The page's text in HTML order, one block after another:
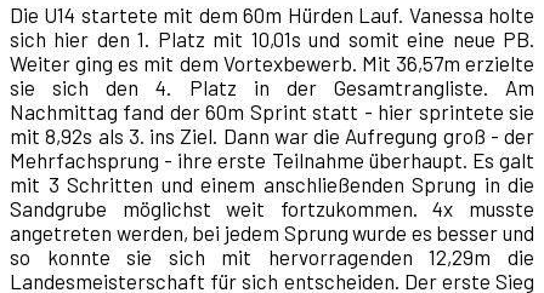
Die U14 startete mit dem 60m Hürden Lauf. Vanessa holte
sich hier den 1. Platz mit 10,01s und somit eine neue PB.
Weiter ging es mit dem Vortexbewerb. Mit 36,57m erzielte
sie sich den 4. Platz in der Gesamtrangliste. Am
Nachmittag fand der 60m Sprint statt - hier sprintete sie
mit 8,92s als 3. ins Ziel. Dann war die Aufregung groß - der
Mehrfachsprung - ihre erste Teilnahme überhaupt. Es galt
mit 3 Schritten und einem anschließenden Sprung in die
Sandgrube möglichst weit fortzukommen. 4x musste
angetreten werden, bei jedem Sprung wurde es besser und
so konnte sie sich mit hervorragenden 12,29m die
Landesmeisterschaft für sich entscheiden. Der erste Sieg